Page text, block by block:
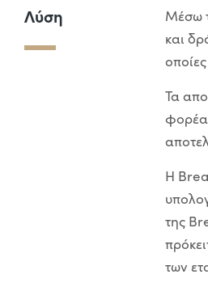
Λύση
Μέσω
και
Τα
φορέα
Η
της
των